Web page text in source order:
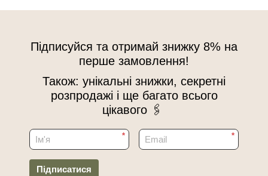
Підписуйся та отримай знижку 8% на
перше замовлення!
Також: унікальні знижки, секретні
розпродажі і ще багато всього
цікавого 🖇
* *
Підписатися